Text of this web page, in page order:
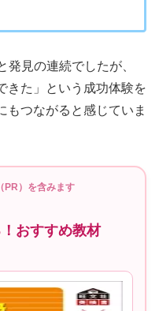
見の連続でしたが、
きた」という成功体験を
もつながると感じていま
PR）を含みます
おすすめ教材